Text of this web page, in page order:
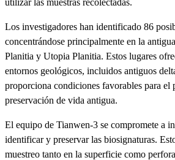
Los investigadores han identificado 86
concentrándose principalmente en la
Planitia y Utopia Planitia. Estos lugares
entornos geológicos, incluidos antiguos
proporciona condiciones favorables para el
preservación de vida antigua.
El equipo de Tianwen-3 se compromete a
identificar y preservar las biosignaturas.
muestreo tanto en la superficie como